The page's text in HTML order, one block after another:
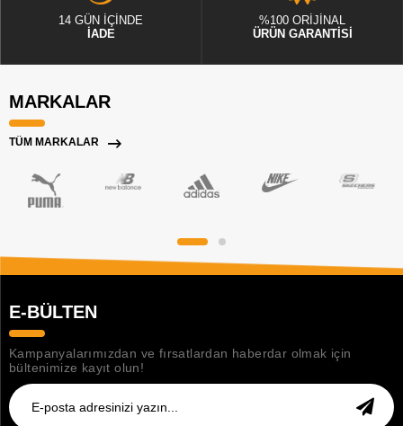
14 GÜN İÇİNDE
İADE
%100 ORİJİNAL
ÜRÜN GARANTİSİ
MARKALAR
TÜM MARKALAR
E-BÜLTEN
Kampanyalarımızdan ve fırsatlardan haberdar olmak için
bültenimize kayıt olun!